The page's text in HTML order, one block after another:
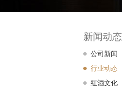
新闻动态
公司新闻
行业动态
红酒文化